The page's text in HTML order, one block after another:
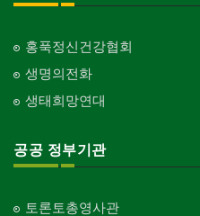
홍푹정신건강협회
생명의전화
생태희망연대
공공 정부기관
토론토총영사관